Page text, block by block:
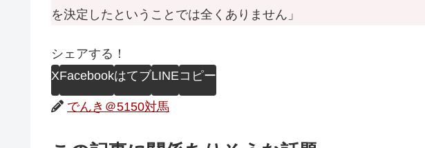
を決定したということでは全くありません」
シェアする！
XFacebookはてブLINEコピー
でんき＠5150対馬